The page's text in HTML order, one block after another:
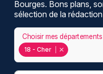
Bourges. Bons plans,
sélection de la
18 - Cher
Choisir mes départements